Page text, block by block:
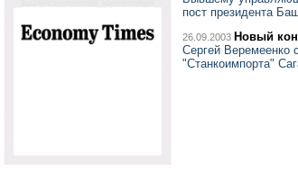
пост президента
26.09.2003 Новый
Сергей Веремеенко
"Станкоимпорта"